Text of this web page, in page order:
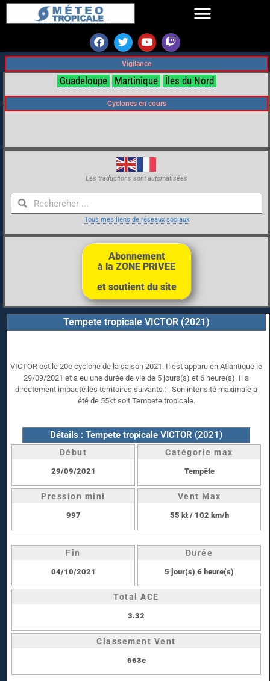
Vigilance
Guadeloupe Martinique Îles du Nord
Cyclones en cours
Les traductions sont automatisées
Tous mes liens de réseaux sociaux
Abonnement
à la ZONE PRIVEE
et soutient du site
Tempete tropicale VICTOR (2021)
VICTOR est le 20e cyclone de la saison 2021. Il est apparu en Atlantique le
29/09/2021 et a eu une durée de vie de 5 jours(s) et 6 heure(s). Il a
directement impacté les territoires suivants : . Son intensité maximale a
été de 55kt soit Tempete tropicale.
Détails : Tempete tropicale VICTOR (2021)
Début
29/09/2021
Catégorie max
Tempête
Pression mini
997
Vent Max
55 kt/ 102 km/h
Fin
04/10/2021
Durée
5 jour(s) 6 heure(s)
Total ACE
3.32
Classement Vent
663e